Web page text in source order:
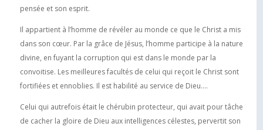
pensée et son esprit.
Il appartient à l’homme de révéler au monde ce que le Christ a mis
dans son cœur. Par la grâce de Jésus, l’homme participe à la nature
divine, en fuyant la corruption qui est dans le monde par la
convoitise. Les meilleures facultés de celui qui reçoit le Christ sont
fortifiées et ennoblies. Il est habilité au service de Dieu….
Celui qui autrefois était le chérubin protecteur, qui avait pour tâche
de cacher la gloire de Dieu aux intelligences célestes, pervertit son